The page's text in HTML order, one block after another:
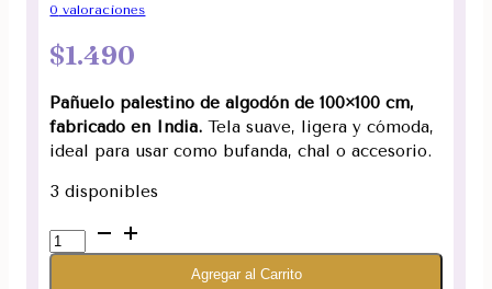
0 valoraciones
$1.490
Pañuelo palestino de algodón de 100×100 cm,
fabricado en India. Tela suave, ligera y cómoda,
ideal para usar como bufanda, chal o accesorio.
3 disponibles
Pañuelo
Palestino
Agregar al Carrito